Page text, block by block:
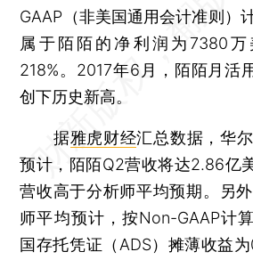
GAAP（非美国通用会计准则）
属于陌陌的净利润为7380
218%。2017年6月，陌陌月活
创下历史新高。
据雅虎财经汇总数据，华
预计，陌陌Q2营收将达2.86亿
营收高于分析师平均预期。另
师平均预计，按Non-GAAP计
国存托凭证（ADS）摊薄收益